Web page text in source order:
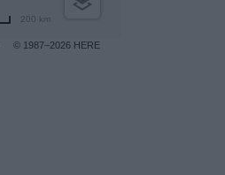
© 1987–2026 HERE
200 km